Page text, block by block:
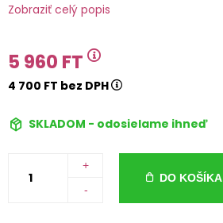
Zobraziť celý popis
5 960 FT
4 700 FT bez DPH
SKLADOM - odosielame ihneď
+
-
DO KOŠÍKA